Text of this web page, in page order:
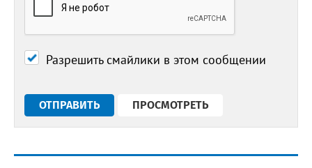
Разрешить смайлики в этом сообщении